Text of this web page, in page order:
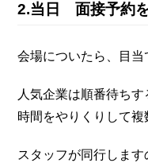
2.当日 面接予約
会場についたら、目当
人気企業は順番待ち
時間をやりくりして複
スタッフが同行しま